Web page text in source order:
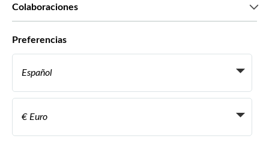
Colaboraciones
Conviértete en proveedor
Become a Distribution Partner
Preferencias
Español
Italiano
Français
Español
€ Euro